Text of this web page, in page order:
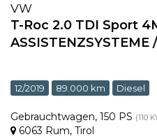
VW
T-Roc 2.0 TDI Sport
ASSISTENZSYSTEME
12/2019 89.000 km Diesel
Gebrauchtwagen, 150 PS (110
6063 Rum, Tirol